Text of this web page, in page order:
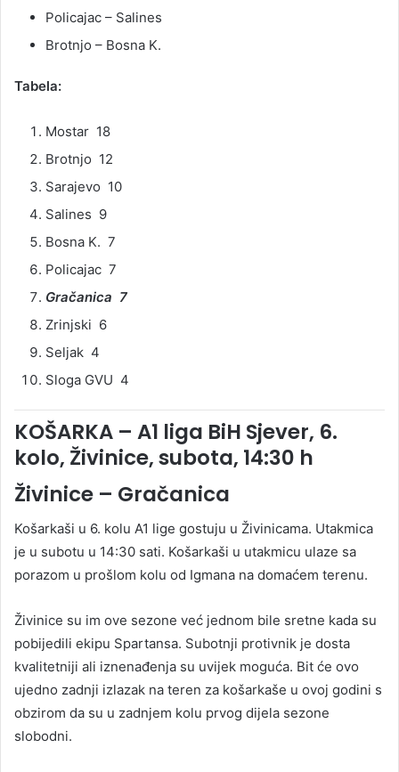
Policajac – Salines
Brotnjo – Bosna K.
Tabela:
Mostar 18
Brotnjo 12
Sarajevo 10
Salines 9
Bosna K. 7
Policajac 7
Gračanica 7
Zrinjski 6
Seljak 4
Sloga GVU 4
KOŠARKA – A1 liga BiH Sjever, 6.
kolo, Živinice, subota, 14:30 h
Živinice – Gračanica
Košarkaši u 6. kolu A1 lige gostuju u Živinicama. Utakmica
je u subotu u 14:30 sati. Košarkaši u utakmicu ulaze sa
porazom u prošlom kolu od Igmana na domaćem terenu.
Živinice su im ove sezone već jednom bile sretne kada su
pobijedili ekipu Spartansa. Subotnji protivnik je dosta
kvalitetniji ali iznenađenja su uvijek moguća. Bit će ovo
ujedno zadnji izlazak na teren za košarkaše u ovoj godini s
obzirom da su u zadnjem kolu prvog dijela sezone
slobodni.